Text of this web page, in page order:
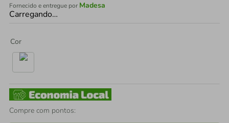
Fornecido e entregue por Madesa
Carregando…
Cor
Compre com pontos: